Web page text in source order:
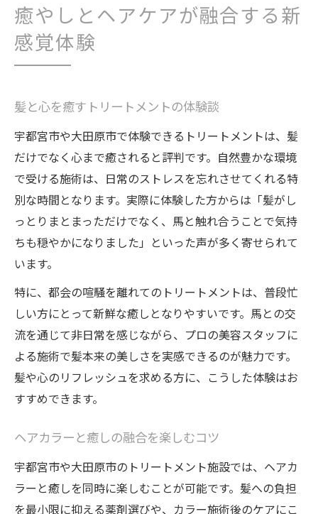
癒やしとヘアケアが融合する新
感覚体験
髪と心を癒すトリートメントの体験談
宇都宮市や大田原市で体験できるトリートメントは、髪
だけでなく心まで癒されると評判です。自然豊かな環境
で受ける施術は、日常のストレスを忘れさせてくれる特
別な時間となります。実際に体験した方からは「髪がし
っとりまとまっただけでなく、馬と触れ合うことで気持
ちも穏やかになりました」といった声が多く寄せられて
います。
特に、都会の喧騒を離れてのトリートメントは、普段忙
しい方にとって新鮮な癒しとなりやすいです。馬との交
流を通じて非日常を感じながら、プロの美容スタッフに
よる施術で髪本来の美しさを実感できるのが魅力です。
髪や心のリフレッシュを求める方に、こうした体験はお
すすめできます。
ヘアカラーと癒しの融合を楽しむコツ
宇都宮市や大田原市のトリートメント施設では、ヘアカ
ラーと癒しを同時に楽しむことが可能です。髪への負担
を最小限に抑える薬剤選びや、カラー施術後のケアにこ